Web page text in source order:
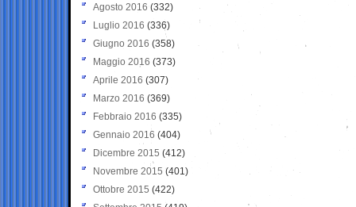
Agosto 2016 (332)
Luglio 2016 (336)
Giugno 2016 (358)
Maggio 2016 (373)
Aprile 2016 (307)
Marzo 2016 (369)
Febbraio 2016 (335)
Gennaio 2016 (404)
Dicembre 2015 (412)
Novembre 2015 (401)
Ottobre 2015 (422)